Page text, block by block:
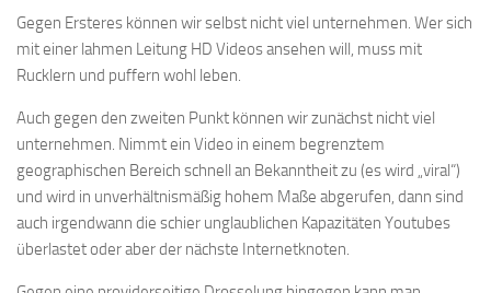
Gegen Ersteres können wir selbst nicht viel unternehmen. Wer sich
mit einer lahmen Leitung HD Videos ansehen will, muss mit
Rucklern und puffern wohl leben.
Auch gegen den zweiten Punkt können wir zunächst nicht viel
unternehmen. Nimmt ein Video in einem begrenztem
geographischen Bereich schnell an Bekanntheit zu (es wird „viral“)
und wird in unverhältnismäßig hohem Maße abgerufen, dann sind
auch irgendwann die schier unglaublichen Kapazitäten Youtubes
überlastet oder aber der nächste Internetknoten.